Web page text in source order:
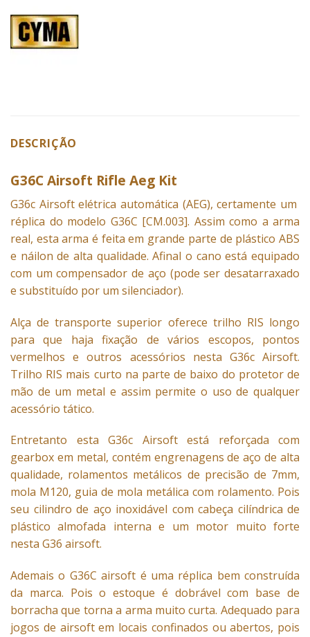
DESCRIÇÃO
G36C Airsoft Rifle Aeg Kit
G36c Airsoft elétrica automática (AEG), certamente um
réplica do modelo G36C [CM.003]. Assim como a arma
real, esta arma é feita em grande parte de plástico ABS
e náilon de alta qualidade. Afinal o cano está equipado
com um compensador de aço (pode ser desatarraxado
e substituído por um silenciador).
Alça de transporte superior oferece trilho RIS longo
para que haja fixação de vários escopos, pontos
vermelhos e outros acessórios nesta G36c Airsoft.
Trilho RIS mais curto na parte de baixo do protetor de
mão de um metal e assim permite o uso de qualquer
acessório tático.
Entretanto esta G36c Airsoft está reforçada com
gearbox em metal, contém engrenagens de aço de alta
qualidade, rolamentos metálicos de precisão de 7mm,
mola M120, guia de mola metálica com rolamento. Pois
seu cilindro de aço inoxidável com cabeça cilíndrica de
plástico almofada interna e um motor muito forte
nesta G36 airsoft.
Ademais o G36C airsoft é uma réplica bem construída
da marca. Pois o estoque é dobrável com base de
borracha que torna a arma muito curta. Adequado para
jogos de airsoft em locais confinados ou abertos, pois